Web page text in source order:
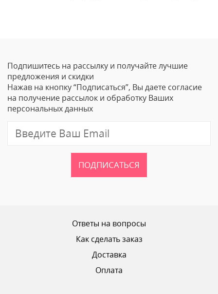
Ваше Имя
Email
ОТПРАВИТЬ ОТЗЫВ
Подпишитесь на рассылку и получайте лучшие
предложения и скидки
Нажав на кнопку “Подписаться”, Вы даете согласие
на получение рассылок и обработку Ваших
персональных данных
ПОДПИСАТЬСЯ
Ответы на вопросы
Как сделать заказ
Доставка
Оплата